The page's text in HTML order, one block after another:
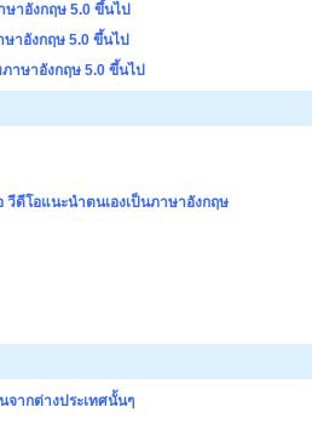
าอังกฤษ 5.0 ขึ้นไป
าอังกฤษ 5.0 ขึ้นไป
าษาอังกฤษ 5.0 ขึ้นไป
ดีโอแนะนำตนเองเป็นภาษาอังกฤษ
จากต่างประเทศนั้นๆ